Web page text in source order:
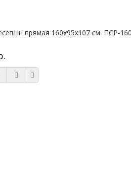
прямая 160х95х107 см. ПСР-